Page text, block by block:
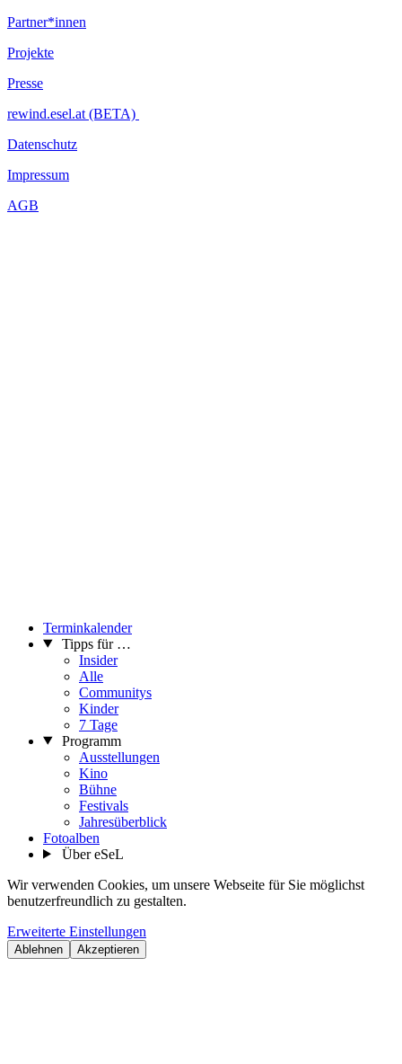
Partner*innen
Projekte
Presse
rewind.esel.at (BETA)
Datenschutz
Impressum
AGB
Terminkalender
Tipps für …
Insider
Alle
Communitys
Kinder
7 Tage
Programm
Ausstellungen
Kino
Bühne
Festivals
Jahresüberblick
Fotoalben
Über eSeL
Wir verwenden Cookies, um unsere Webseite für Sie möglichst
benutzerfreundlich zu gestalten.
Erweiterte Einstellungen
Ablehnen Akzeptieren